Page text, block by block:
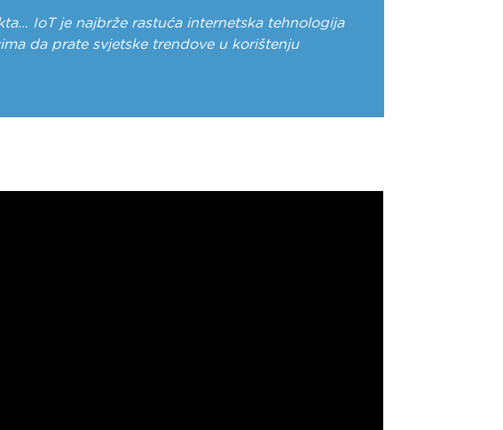
IoT je najbrže rastuća internetska tehnologija
da prate svjetske trendove u korištenju